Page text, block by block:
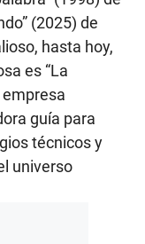
(2025) de
hasta hoy,
es “La
empresa
guía para
técnicos y
universo